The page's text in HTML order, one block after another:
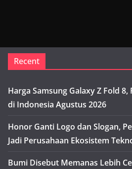
Recent
Harga Samsung Galaxy Z Fold
di Indonesia Agustus 2026
Honor Ganti Logo dan Slogan,
Jadi Perusahaan Ekosistem
Bumi Disebut Memanas Lebih